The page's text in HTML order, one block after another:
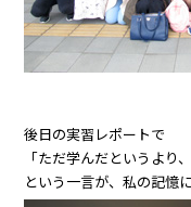
後日の実習レポートで
「ただ学んだというより
という一言が、私の記憶